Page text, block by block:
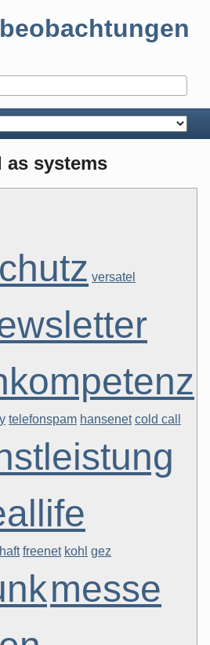
as systems
versatel
telefonspam hansenet cold call
freenet kohl gez
messe